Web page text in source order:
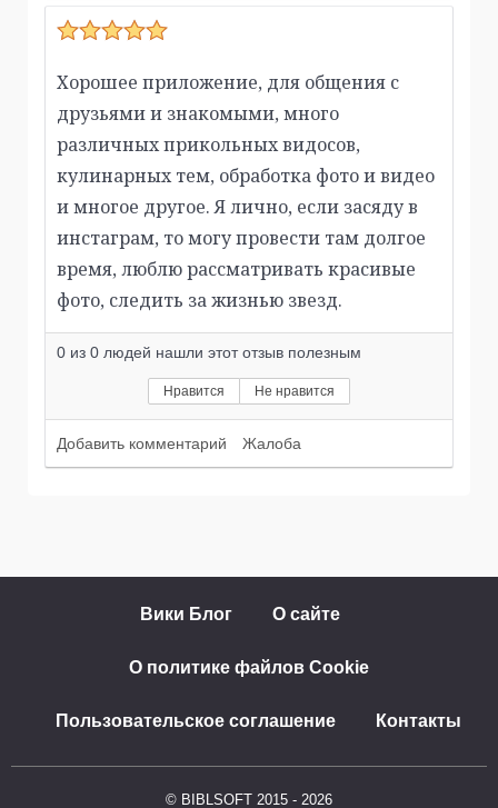
Хорошее приложение, для общения с
друзьями и знакомыми, много
различных прикольных видосов,
кулинарных тем, обработка фото и видео
и многое другое. Я лично, если засяду в
инстаграм, то могу провести там долгое
время, люблю рассматривать красивые
фото, следить за жизнью звезд.
0 из 0 людей нашли этот отзыв полезным
Нравится Не нравится
Добавить комментарий Жалоба
Вики Блог О сайте
О политике файлов Cookie
Пользовательское соглашение Контакты
© BIBLSOFT 2015 - 2026